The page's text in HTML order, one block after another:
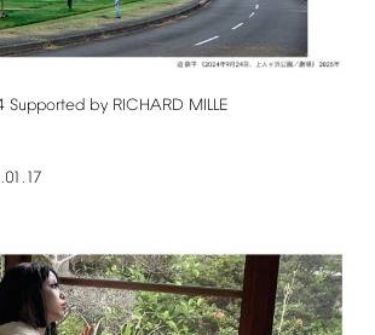
Supported by RICHARD MILLE